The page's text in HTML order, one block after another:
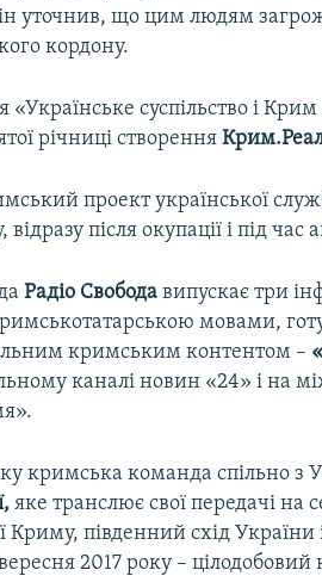
уточнив, що цим людям
кордону.
«Українське суспільство і Крим
річниці створення
проект української
відразу після окупації і під час
Радіо Свобода випускає три
мовами,
кримським контентом –
каналі новин «24» і на
кримська команда спільно з
яке транслює свої передачі на
Криму, південний схід України
вересня 2017 року –